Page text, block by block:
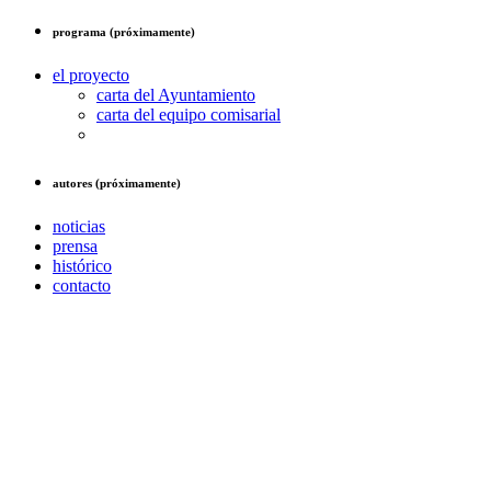
programa (próximamente)
el proyecto
carta del Ayuntamiento
carta del equipo comisarial
autores (próximamente)
noticias
prensa
histórico
contacto